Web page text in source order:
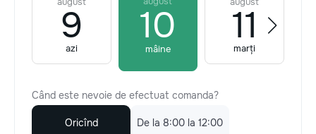
9
azi
10
mâine
11
marți
Când este nevoie de efectuat comanda?
Oricînd De la 8:00 la 12:00